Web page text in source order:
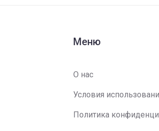
Меню
О нас
Условия
Политика